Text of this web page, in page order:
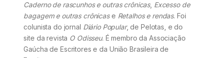
Caderno de rascunhos e outras crônicas, Excesso de
bagagem e outras crônicase Retalhos e rendas. Foi
colunista do jornal Diário Popular, de Pelotas, e do
site da revista O Odisseu. É membro da Associação
Gaúcha de Escritores e da União Brasileira de